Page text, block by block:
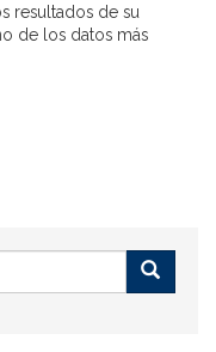
resultados de su
de los datos más